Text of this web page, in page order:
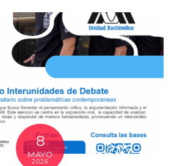
8
MAYO
2026